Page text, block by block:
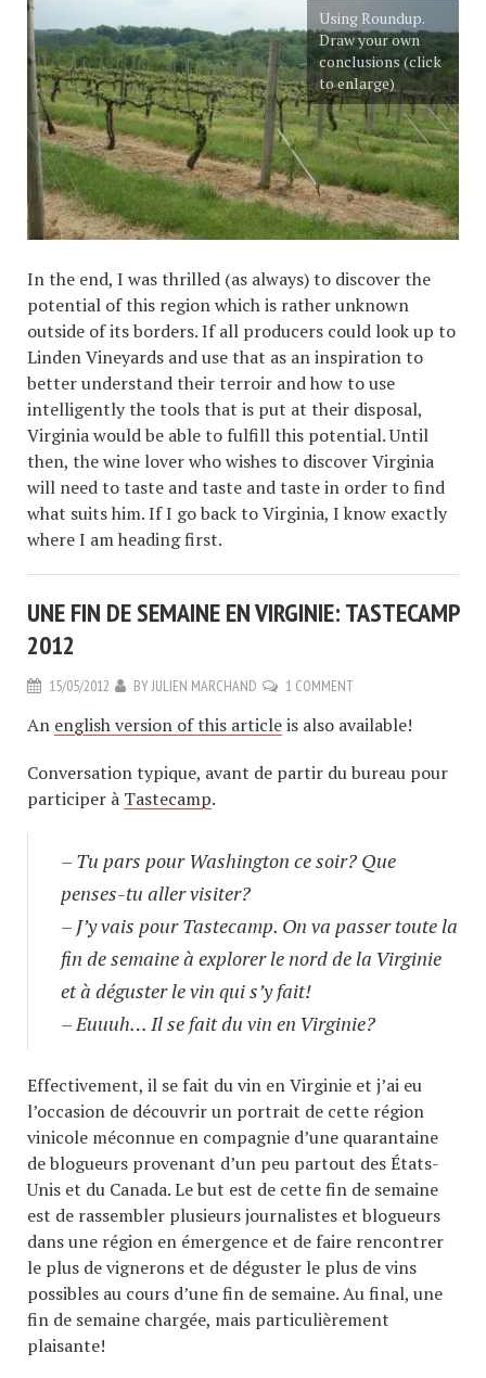
Using Roundup.
Draw your own
conclusions (click
to enlarge)
In the end, I was thrilled (as always) to discover the
potential of this region which is rather unknown
outside of its borders. If all producers could look up to
Linden Vineyards and use that as an inspiration to
better understand their terroir and how to use
intelligently the tools that is put at their disposal,
Virginia would be able to fulfill this potential. Until
then, the wine lover who wishes to discover Virginia
will need to taste and taste and taste in order to find
what suits him. If I go back to Virginia, I know exactly
where I am heading first.
UNE FIN DE SEMAINE EN VIRGINIE: TASTECAMP
2012
15/05/2012 BY JULIEN MARCHAND 1 COMMENT
An english version of this articleis also available!
Conversation typique, avant de partir du bureau pour
participer à Tastecamp.
– Tu pars pour Washington ce soir? Que
penses-tu aller visiter?
– J’y vais pour Tastecamp. On va passer toute la
fin de semaine à explorer le nord de la Virginie
et à déguster le vin qui s’y fait!
– Euuuh… Il se fait du vin en Virginie?
Effectivement, il se fait du vin en Virginie et j’ai eu
l’occasion de découvrir un portrait de cette région
vinicole méconnue en compagnie d’une quarantaine
de blogueurs provenant d’un peu partout des États-
Unis et du Canada. Le but est de cette fin de semaine
est de rassembler plusieurs journalistes et blogueurs
dans une région en émergence et de faire rencontrer
le plus de vignerons et de déguster le plus de vins
possibles au cours d’une fin de semaine. Au final, une
fin de semaine chargée, mais particulièrement
plaisante!